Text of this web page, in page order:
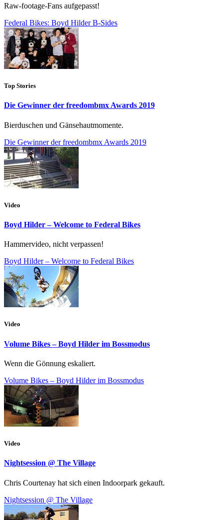
Raw-footage-Fans aufgepasst!
Federal Bikes: Boyd Hilder B-Sides
Top Stories
Die Gewinner der freedombmx Awards 2019
Bierduschen und Gänsehautmomente.
Die Gewinner der freedombmx Awards 2019
Video
Boyd Hilder – Welcome to Federal Bikes
Hammervideo, nicht verpassen!
Boyd Hilder – Welcome to Federal Bikes
Video
Volume Bikes – Boyd Hilder im Bossmodus
Wenn die Gönnung eskaliert.
Volume Bikes – Boyd Hilder im Bossmodus
Video
Nightsession @ The Village
Chris Courtenay hat sich einen Indoorpark gekauft.
Nightsession @ The Village